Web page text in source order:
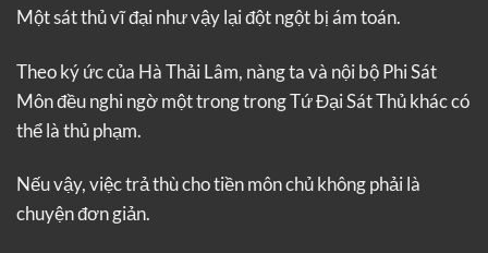
Một sát thủ vĩ đại như vậy lại đột ngột bị ám toán.
Theo ký ức của Hà Thải Lâm, nàng ta và nội bộ Phi Sát
Môn đều nghi ngờ một trong trong Tứ Đại Sát Thủ khác có
thể là thủ phạm.
Nếu vậy, việc trả thù cho tiền môn chủ không phải là
chuyện đơn giản.